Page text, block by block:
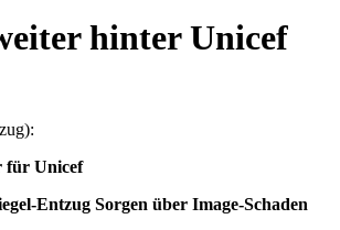
hinter Unicef
für Unicef
Entzug Sorgen über Image-Schaden